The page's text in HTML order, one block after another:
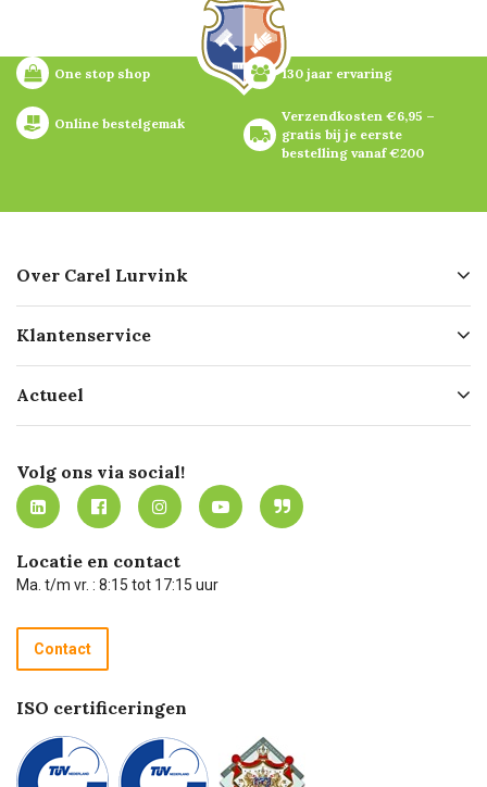
One stop shop 130 jaar ervaring
Online bestelgemak
Verzendkosten €6,95 –
gratis bij je eerste
bestelling vanaf €200
Over Carel Lurvink
Geschiedenis
Missie
Werken bij Carel Lurvink
MVO
Klantenservice
Bezorgen
Mijn Carel Lurvink
Mijn Carel Lurvink instructievideo's
Carel Lurvink App
Hulp op afstand
Technische dienst
Recycle programma
Betalen
Actueel
Innovation LAB
Tevreden klanten
Carel Lurvink Blog
Carel de podcast
Volg ons via social!
Locatie en contact
Ma. t/m vr. : 8:15 tot 17:15 uur
Contact
ISO certificeringen